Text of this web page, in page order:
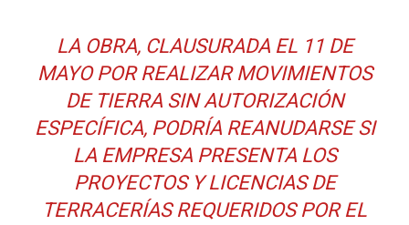
LA OBRA, CLAUSURADA EL 11 DE
MAYO POR REALIZAR MOVIMIENTOS
DE TIERRA SIN AUTORIZACIÓN
ESPECÍFICA, PODRÍA REANUDARSE SI
LA EMPRESA PRESENTA LOS
PROYECTOS Y LICENCIAS DE
TERRACERÍAS REQUERIDOS POR EL